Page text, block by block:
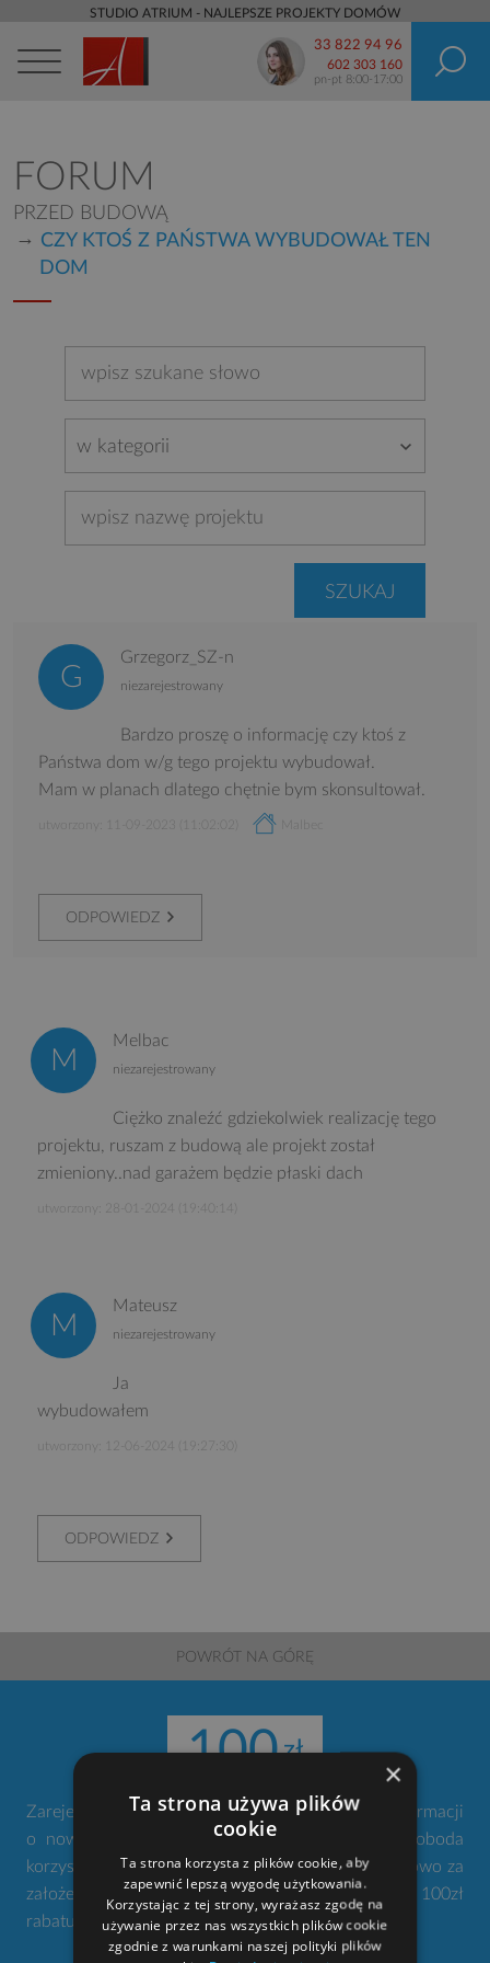
STUDIO ATRIUM - NAJLEPSZE PROJEKTY DOMÓW
33 822 94 96
602 303 160
pn-pt 8:00-17:00
FORUM
PRZED BUDOWĄ
CZY KTOŚ Z PAŃSTWA WYBUDOWAŁ TEN
DOM
w kategorii
Grzegorz_SZ-n
niezarejestrowany
Bardzo proszę o informację czy ktoś z
Państwa dom w/g tego projektu wybudował.
Mam w planach dlatego chętnie bym skonsultował.
utworzony: 11-09-2023 (11:02:02)
ODPOWIEDZ
Melbac
niezarejestrowany
Ciężko znaleźć gdziekolwiek realizację tego
projektu, ruszam z budową ale projekt został
zmieniony..nad garażem będzie płaski dach
utworzony: 28-01-2024 (19:40:14)
Mateusz
niezarejestrowany
Ja
wybudowałem
utworzony: 12-06-2024 (19:27:30)
ODPOWIEDZ
POWRÓT NA GÓRĘ
100
Zarejestruj się w naszym serwisie. Nie przegap informacji
o nowościach i promocjach. Twoje konto to swoboda
korzystania z narzędzi gdziekolwiek jesteś. Dodatkowo za
założenie konta otrzymujesz od nas w prezencie 100zł
rabatu na zakup projektu domu.
×
Ta strona używa plików
cookie
Ta strona korzysta z plików cookie, aby
zapewnić lepszą wygodę użytkowania.
Korzystając z tej strony, wyrażasz zgodę na
używanie przez nas wszystkich plików cookie
zgodnie z warunkami naszej polityki plików